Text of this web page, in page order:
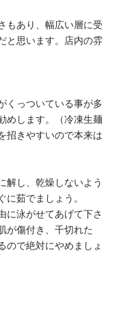
もあり、幅広い層に受
と思います。店内の雰
くっついている事が多
めします。（冷凍生麺
招きやすいので本来は
解し、乾燥しないよう
茹でましょう。
に泳がせてあげて下さ
が傷付き、千切れた
ので絶対にやめましょ